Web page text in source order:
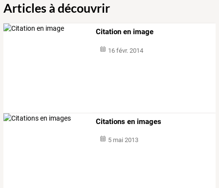
Articles à découvrir
Citation en image
16 févr. 2014
Citations en images
5 mai 2013